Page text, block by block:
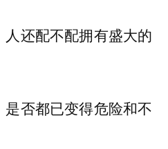
还配不配拥有盛大的
否都已变得危险和不